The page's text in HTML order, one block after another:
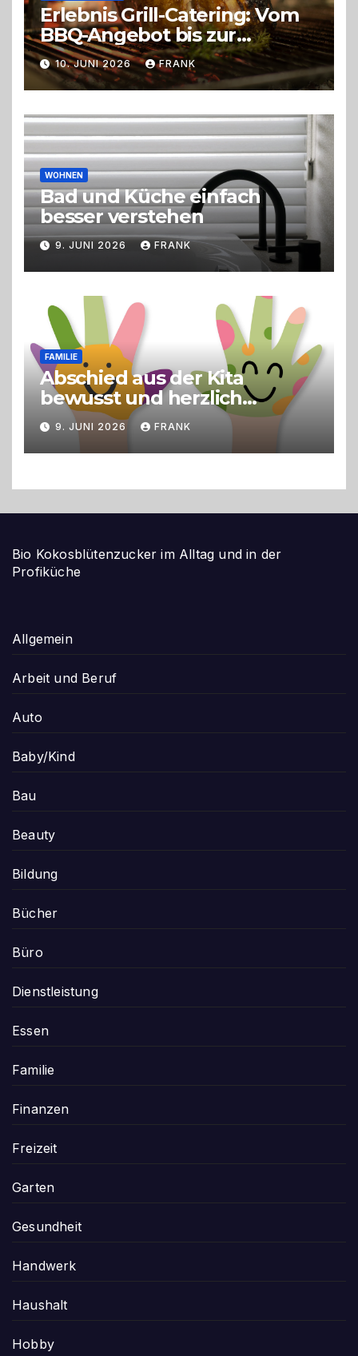
Erlebnis Grill-Catering: Vom
BBQ-Angebot bis zur
perfekten Eventorganisation
Trend zu Outdoor-Events,
Erlebnisgastronomie und
Live-Cooking
10. JUNI 2026 FRANK
WOHNEN
Bad und Küche einfach
besser verstehen
9. JUNI 2026 FRANK
FAMILIE
Abschied aus der Kita
bewusst und herzlich
gestalten
9. JUNI 2026 FRANK
Bio Kokosblütenzucker im Alltag und in der
Profiküche
Allgemein
Arbeit und Beruf
Auto
Baby/Kind
Bau
Beauty
Bildung
Bücher
Büro
Dienstleistung
Essen
Familie
Finanzen
Freizeit
Garten
Gesundheit
Handwerk
Haushalt
Hobby